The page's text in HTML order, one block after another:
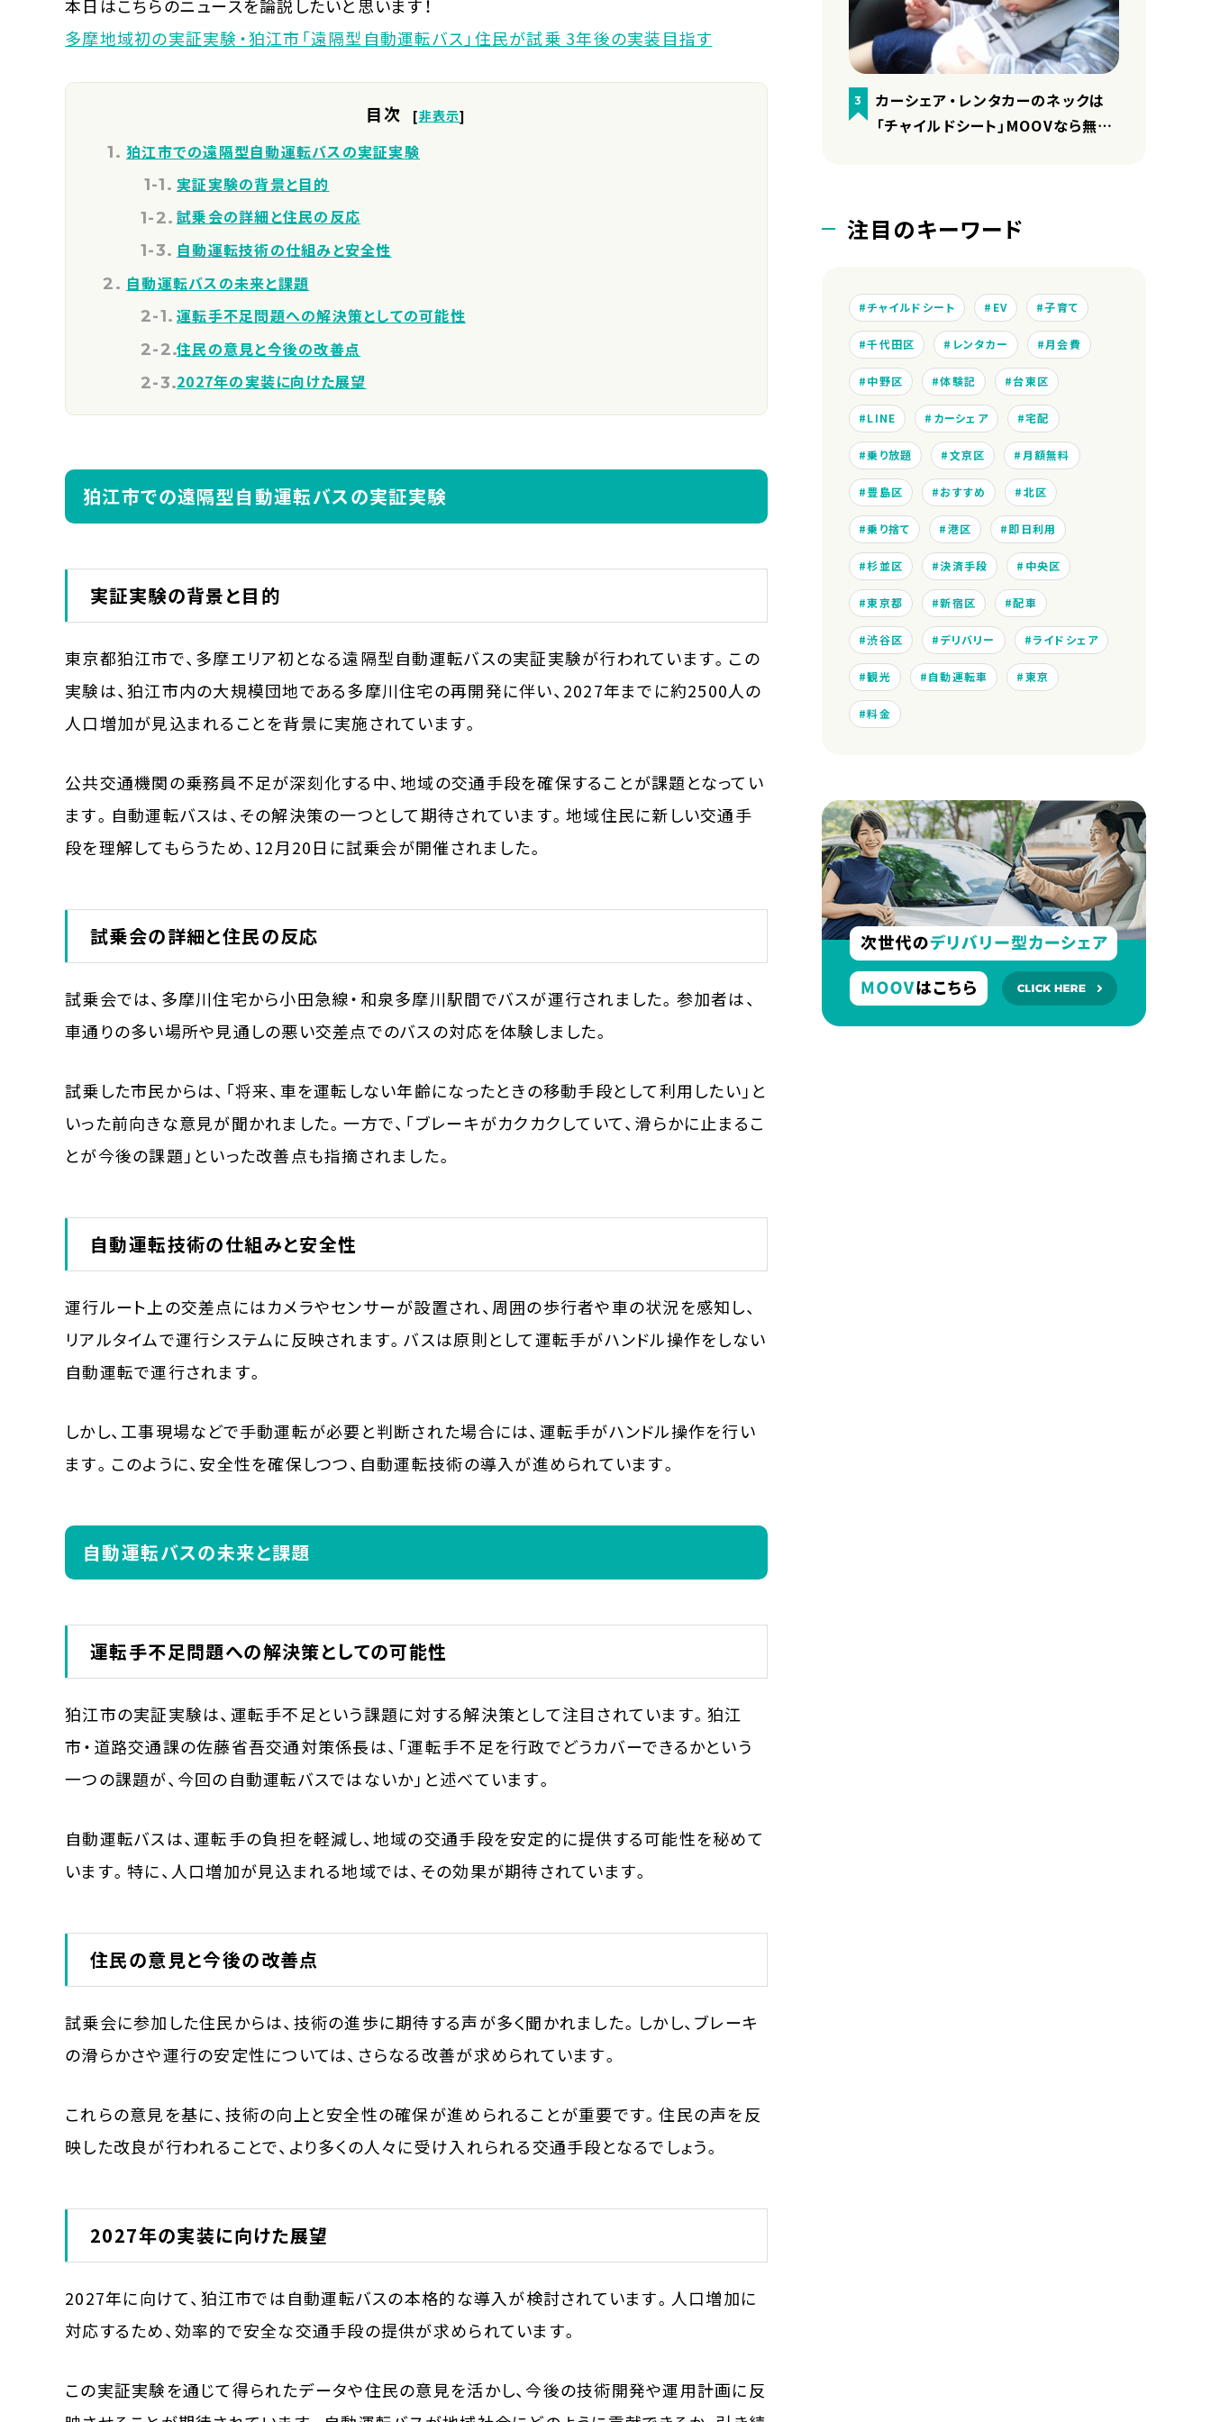
本日はこちらのニュースを論説したいと思います！
多摩地域初の実証実験・狛江市「遠隔型自動運転バス」住民が試乗 3年後の実装目指す
目次 [非表示]
狛江市での遠隔型自動運転バスの実証実験
実証実験の背景と目的
試乗会の詳細と住民の反応
自動運転技術の仕組みと安全性
自動運転バスの未来と課題
運転手不足問題への解決策としての可能性
住民の意見と今後の改善点
2027年の実装に向けた展望
狛江市での遠隔型自動運転バスの実証実験
実証実験の背景と目的
東京都狛江市で、多摩エリア初となる遠隔型自動運転バスの実証実験が行われています。この
実験は、狛江市内の大規模団地である多摩川住宅の再開発に伴い、2027年までに約2500人の
人口増加が見込まれることを背景に実施されています。
公共交通機関の乗務員不足が深刻化する中、地域の交通手段を確保することが課題となってい
ます。自動運転バスは、その解決策の一つとして期待されています。地域住民に新しい交通手
段を理解してもらうため、12月20日に試乗会が開催されました。
試乗会の詳細と住民の反応
試乗会では、多摩川住宅から小田急線・和泉多摩川駅間でバスが運行されました。参加者は、
車通りの多い場所や見通しの悪い交差点でのバスの対応を体験しました。
試乗した市民からは、「将来、車を運転しない年齢になったときの移動手段として利用したい」と
いった前向きな意見が聞かれました。一方で、「ブレーキがカクカクしていて、滑らかに止まるこ
とが今後の課題」といった改善点も指摘されました。
自動運転技術の仕組みと安全性
運行ルート上の交差点にはカメラやセンサーが設置され、周囲の歩行者や車の状況を感知し、
リアルタイムで運行システムに反映されます。バスは原則として運転手がハンドル操作をしない
自動運転で運行されます。
しかし、工事現場などで手動運転が必要と判断された場合には、運転手がハンドル操作を行い
ます。このように、安全性を確保しつつ、自動運転技術の導入が進められています。
自動運転バスの未来と課題
運転手不足問題への解決策としての可能性
狛江市の実証実験は、運転手不足という課題に対する解決策として注目されています。狛江
市・道路交通課の佐藤省吾交通対策係長は、「運転手不足を行政でどうカバーできるかという
一つの課題が、今回の自動運転バスではないか」と述べています。
自動運転バスは、運転手の負担を軽減し、地域の交通手段を安定的に提供する可能性を秘めて
います。特に、人口増加が見込まれる地域では、その効果が期待されています。
住民の意見と今後の改善点
試乗会に参加した住民からは、技術の進歩に期待する声が多く聞かれました。しかし、ブレーキ
の滑らかさや運行の安定性については、さらなる改善が求められています。
これらの意見を基に、技術の向上と安全性の確保が進められることが重要です。住民の声を反
映した改良が行われることで、より多くの人々に受け入れられる交通手段となるでしょう。
2027年の実装に向けた展望
2027年に向けて、狛江市では自動運転バスの本格的な導入が検討されています。人口増加に
対応するため、効率的で安全な交通手段の提供が求められています。
この実証実験を通じて得られたデータや住民の意見を活かし、今後の技術開発や運用計画に反
3
カーシェア・レンタカーのネックは
「チャイルドシート」MOOVなら無料
注目のキーワード
チャイルドシート EV 子育て
千代田区 レンタカー 月会費
中野区 体験記 台東区
LINE カーシェア 宅配
乗り放題 文京区 月額無料
豊島区 おすすめ 北区
乗り捨て 港区 即日利用
杉並区 決済手段 中央区
東京都 新宿区 配車
渋谷区 デリバリー ライドシェア
観光 自動運転車 東京
料金